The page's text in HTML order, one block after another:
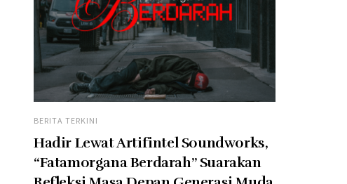
BERITA TERKINI
Hadir Lewat Artifintel Soundworks,
“Fatamorgana Berdarah” Suarakan